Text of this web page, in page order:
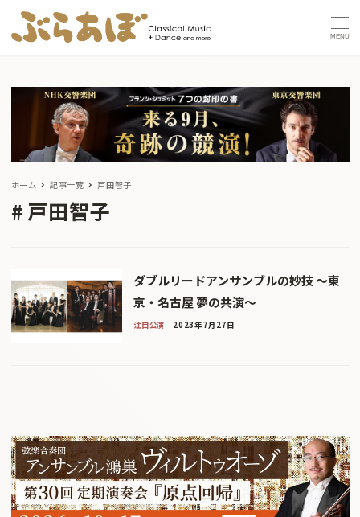
MENU
ホーム 記事一覧 戸田智子
戸田智子
ダブルリードアンサンブルの妙技 〜東
京・名古屋 夢の共演〜
注目公演 2023年7月27日